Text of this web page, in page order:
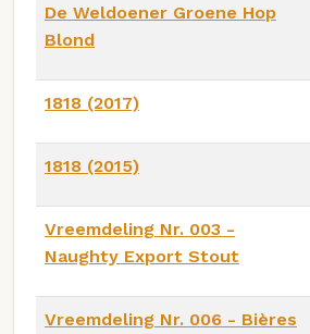
De Weldoener Groene Hop
Blond
1818 (2017)
1818 (2015)
Vreemdeling Nr. 003 -
Naughty Export Stout
Vreemdeling Nr. 006 - Bières